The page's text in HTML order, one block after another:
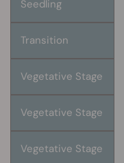
Seedling
Transition
Vegetative Stage
Vegetative Stage
Vegetative Stage